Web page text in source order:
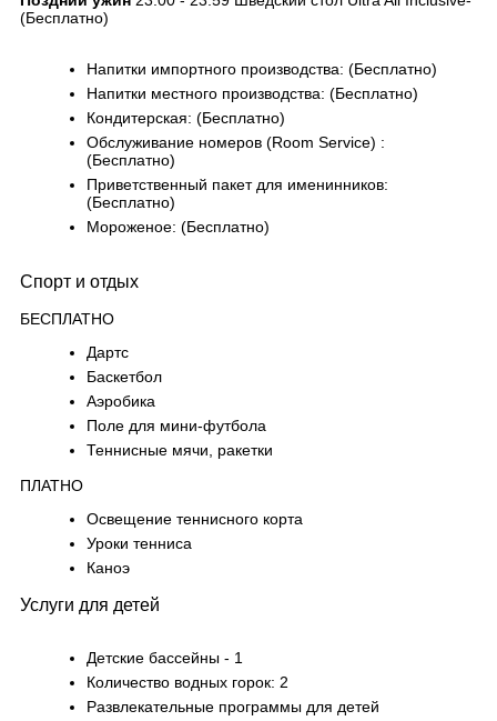
(Бесплатно)
Напитки импортного производства: (Бесплатно)
Напитки местного производства: (Бесплатно)
Кондитерская: (Бесплатно)
Обслуживание номеров (Room Service) :
(Бесплатно)
Приветственный пакет для именинников:
(Бесплатно)
Мороженое: (Бесплатно)
Спорт и отдых
БЕСПЛАТНО
Дартс
Баскетбол
Аэробика
Поле для мини-футбола
Теннисные мячи, ракетки
ПЛАТНО
Освещение теннисного корта
Уроки тенниса
Каноэ
Услуги для детей
Детские бассейны - 1
Количество водных горок: 2
Развлекательные программы для детей